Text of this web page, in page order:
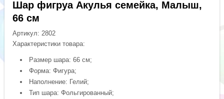
Шар фигруа Акулья семейка, Малыш,
66 см
Артикул: 2802
Характеристики товара:
Размер шара: 66 см;
Форма: Фигура;
Наполнение: Гелий;
Тип шара: Фольгированный;